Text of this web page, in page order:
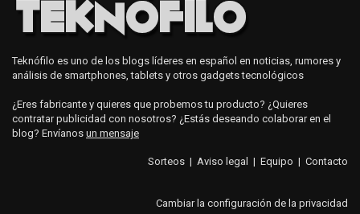
Teknófilo es uno de los blogs líderes en español en noticias, rumores y
análisis de smartphones, tablets y otros gadgets tecnológicos
¿Eres fabricante y quieres que probemos tu producto? ¿Quieres
contratar publicidad con nosotros? ¿Estás deseando colaborar en el
blog? Envíanos un mensaje
Sorteos | Aviso legal | Equipo | Contacto
Cambiar la configuración de la privacidad